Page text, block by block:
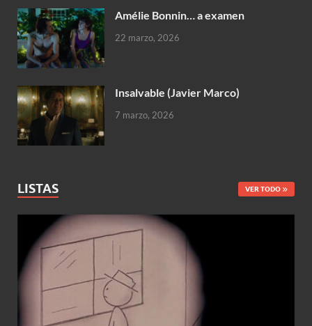
Amélie Bonnin… a examen
22 marzo, 2026
Insalvable (Javier Marco)
7 marzo, 2026
LISTAS VER TODO